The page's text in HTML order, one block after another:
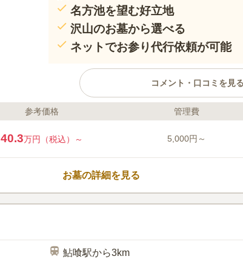
名方池を望む好立地
沢山のお墓から選べる
ネットでお参り代行依頼が可能
コメント・口コミを見る
ライフドット編集部のコメント
桜の名所として知られており、春には
尽くします。 本願寺が管理を行ってい
に建墓することができます。 一般墓だ
があり、ニーズや予算に合わせて選べ
参考価格 管理費
40.3万円（税込）～ 5,000円～
お墓の詳細を見る
鮎喰駅から3km